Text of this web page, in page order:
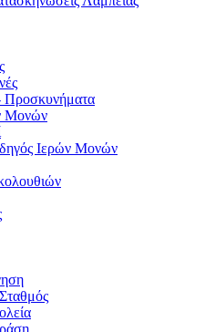
Προσκυνήματα
Μονών
Ιερών Μονών